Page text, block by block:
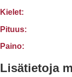
Kielet:
Pituus:
Paino:
Lisätietoja